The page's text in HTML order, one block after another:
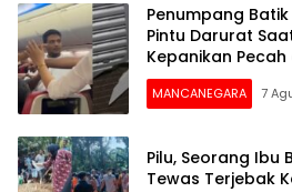
Penumpang
Pintu Darurat
Kepanikan
MANCANEGARA 7
Pilu, Seorang Ibu
Tewas Terjebak